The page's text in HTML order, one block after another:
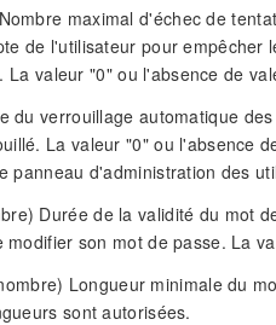
maximal d'échec de
de l'utilisateur pour
valeur "0" ou l'absence de
du verrouillage automatique
La valeur "0" ou l'absence
panneau d'administration des
Durée de la validité du mot
son mot de passe. La
Longueur minimale du
sont autorisées.